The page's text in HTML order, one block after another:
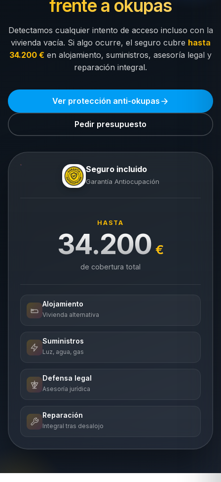
frente a okupas
Detectamos cualquier intento de acceso incluso con la
vivienda vacía. Si algo ocurre, el seguro cubre hasta
34.200 € en alojamiento, suministros, asesoría legal y
reparación integral.
Ver protección anti-okupas
Pedir presupuesto
Seguro incluido
Garantía Antiocupación
HASTA
34.200 €
de cobertura total
Alojamiento
Vivienda alternativa
Suministros
Luz, agua, gas
Defensa legal
Asesoría jurídica
Reparación
Integral tras desalojo